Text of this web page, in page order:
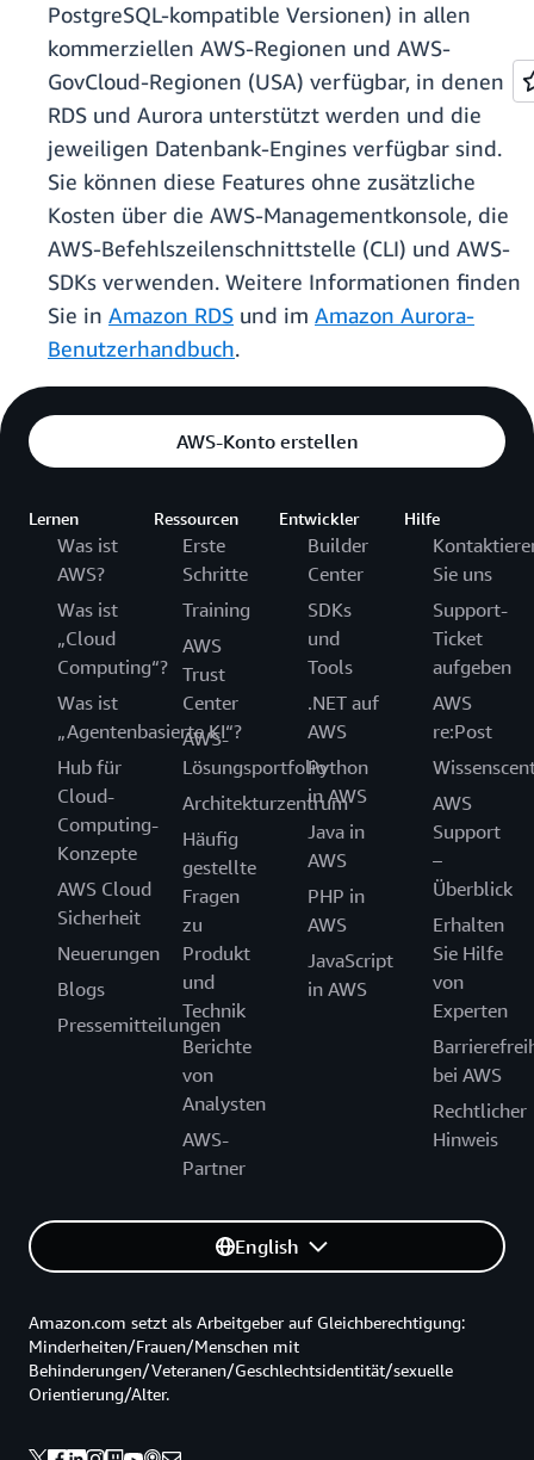
PostgreSQL-kompatible Versionen) in allen
kommerziellen AWS-Regionen und AWS-
GovCloud-Regionen (USA) verfügbar, in denen
RDS und Aurora unterstützt werden und die
jeweiligen Datenbank-Engines verfügbar sind.
Sie können diese Features ohne zusätzliche
Kosten über die AWS-Managementkonsole, die
AWS-Befehlszeilenschnittstelle (CLI) und AWS-
SDKs verwenden. Weitere Informationen finden
Sie in Amazon RDS und im Amazon Aurora-
Benutzerhandbuch.
AWS-Konto erstellen
Lernen
Was ist
AWS?
Was ist
„Cloud
Computing“?
Was ist
„Agentenbasierte KI“?
Hub für
Cloud-
Computing-
Konzepte
AWS Cloud
Sicherheit
Neuerungen
Blogs
Pressemitteilungen
Ressourcen
Erste
Schritte
Training
AWS
Trust
Center
AWS-
Lösungsportfolio
Architekturzentrum
Häufig
gestellte
Fragen
zu
Produkt
und
Technik
Berichte
von
Analysten
AWS-
Partner
Entwickler
Builder
Center
SDKs
und
Tools
.NET auf
AWS
Python
in AWS
Java in
AWS
PHP in
AWS
JavaScript
in AWS
Hilfe
Sie uns
Support-
Ticket
aufgeben
AWS
re:Post
AWS
Support
–
Überblick
Erhalten
Sie Hilfe
von
Experten
bei AWS
Rechtlicher
Hinweis
English
Amazon.com setzt als Arbeitgeber auf Gleichberechtigung:
Minderheiten/Frauen/Menschen mit
Behinderungen/Veteranen/Geschlechtsidentität/sexuelle
Orientierung/Alter.